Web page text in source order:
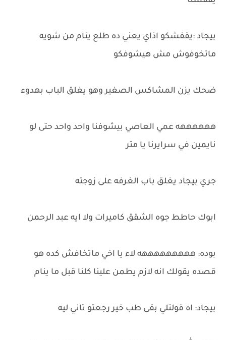
بيجاد :يقفشكو اذاي يعني ده طلع ينام من شويه
ماتخوفوش مش هيشوفكو
ضحك يزن المشاكس الصغير وهو يغلق الباب بهدوء
ههههههه عمي العاصي بيشوفنا واحد واحد حتى لو
نايمين في سرايرنا يا متر
جري بيجاد يغلق باب الغرفه على زوجته
ابوك حاطط جوه الشقق كاميرات ولا ايه عبد الرحمن
بوده: هههههههههه لاء يا اخي ماتخافش كده هو
قصده يقولك انه لازم يطمن علينا كلنا قبل ما ينام
بيجاد: اه قولتلي بقى طب خير رجعتو تاني ليه